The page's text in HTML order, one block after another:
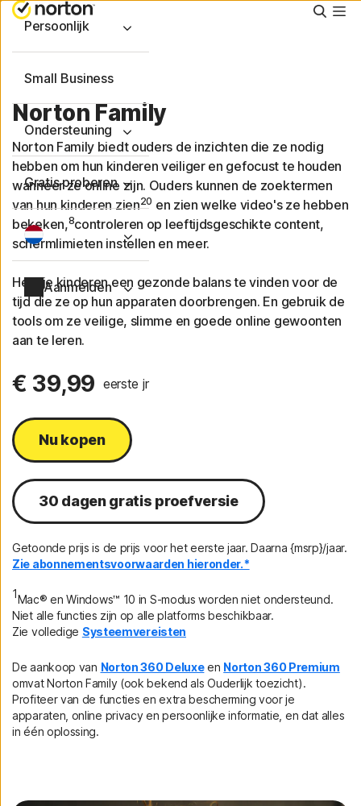
Persoonlijk
Small Business
Ondersteuning
Gratis proberen
Aanmelden
Norton Family
Norton Family biedt ouders de inzichten die ze nodig
hebben om hun kinderen veiliger en gefocust te houden
wanneer ze online zijn. Ouders kunnen de zoektermen
van hun kinderen zien20 en zien welke video's ze hebben
bekeken,8controleren op leeftijdsgeschikte content,
schermlimieten instellen en meer.
Help je kinderen een gezonde balans te vinden voor de
tijd die ze op hun apparaten doorbrengen. En gebruik de
tools om ze veilige, slimme en goede online gewoonten
aan te leren.
€ 39,99 eerste jr
Nu kopen
30 dagen gratis proefversie
Getoonde prijs is de prijs voor het eerste jaar. Daarna {msrp}/jaar.
Zie abonnementsvoorwaarden hieronder.*
1Mac® en Windows™ 10 in S-modus worden niet ondersteund.
Niet alle functies zijn op alle platforms beschikbaar.
Zie volledige Systeemvereisten
De aankoop van Norton 360 Deluxeen Norton 360 Premium
omvat Norton Family (ook bekend als Ouderlijk toezicht).
Profiteer van de functies en extra bescherming voor je
apparaten, online privacy en persoonlijke informatie, en dat alles
in één oplossing.